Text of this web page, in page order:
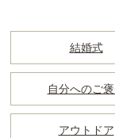
結婚式
自分へのご
アウトドア